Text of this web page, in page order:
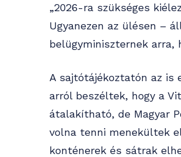
„2026-ra szükséges
Ugyanezen az ülésen –
belügyminiszternek
A sajtótájékoztatón az is
arról beszéltek, hogy a
átalakítható, de Magyar
volna tenni menekültek
konténerek és sátrak